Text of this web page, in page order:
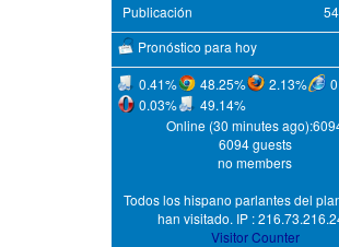
Publicación
Pronóstico para hoy
0.41%
48.25% 2.13%
0.03%
49.14%
Online (30 minutes
6094 guests
no members
Todos los hispano parlantes del
han visitado. IP :
Visitor Counter